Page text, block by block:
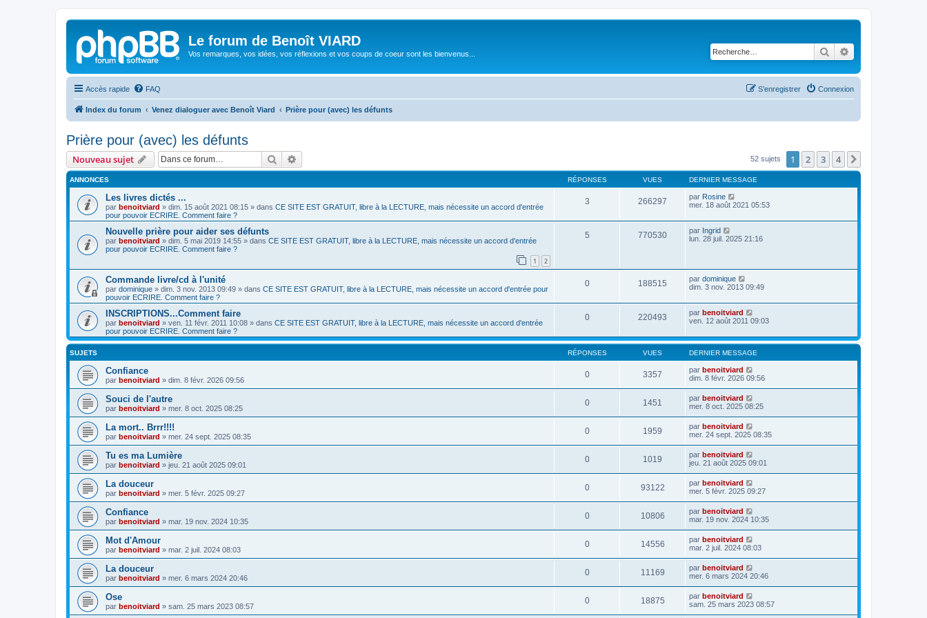
Le forum de Benoît VIARD
Vos remarques, vos idées, vos réflexions et vos coups de coeur sont les bienvenus... Rechercher
Accès rapide FAQ Connexion
S’enregistrer
Index du forum Venez dialoguer avec Benoît Viard Prière pour (avec) les défunts
Prière pour (avec) les défunts
Nouveau sujet Rechercher 52 sujets 1 2 3 4
ANNONCES RÉPONSES VUES DERNIER MESSAGE
Les livres dictés ...
par benoitviard » dim. 15 août 2021 08:15 » dans CE SITE EST GRATUIT, libre à la LECTURE, mais nécessite un accord d'entrée
pour pouvoir ECRIRE. Comment faire ?
3 266297 par Rosine
mer. 18 août 2021 05:53
Nouvelle prière pour aider ses défunts
par benoitviard » dim. 5 mai 2019 14:55 » dans CE SITE EST GRATUIT, libre à la LECTURE, mais nécessite un accord d'entrée
pour pouvoir ECRIRE. Comment faire ?
1 2
5 770530 par Ingrid
lun. 28 juil. 2025 21:16
Commande livre/cd à l'unité
par dominique » dim. 3 nov. 2013 09:49 » dans CE SITE EST GRATUIT, libre à la LECTURE, mais nécessite un accord d'entrée pour
pouvoir ECRIRE. Comment faire ?
0 188515 par dominique
dim. 3 nov. 2013 09:49
INSCRIPTIONS...Comment faire
par benoitviard » ven. 11 févr. 2011 10:08 » dans CE SITE EST GRATUIT, libre à la LECTURE, mais nécessite un accord d'entrée
pour pouvoir ECRIRE. Comment faire ?
0 220493 par benoitviard
ven. 12 août 2011 09:03
SUJETS RÉPONSES VUES DERNIER MESSAGE
Confiance
par benoitviard » dim. 8 févr. 2026 09:56
0 3357 par benoitviard
dim. 8 févr. 2026 09:56
Souci de l'autre
par benoitviard » mer. 8 oct. 2025 08:25
0 1451 par benoitviard
mer. 8 oct. 2025 08:25
La mort.. Brrr!!!!
par benoitviard » mer. 24 sept. 2025 08:35
0 1959 par benoitviard
mer. 24 sept. 2025 08:35
Tu es ma Lumière
par benoitviard » jeu. 21 août 2025 09:01
0 1019 par benoitviard
jeu. 21 août 2025 09:01
La douceur
par benoitviard » mer. 5 févr. 2025 09:27
0 93122 par benoitviard
mer. 5 févr. 2025 09:27
Confiance
par benoitviard » mar. 19 nov. 2024 10:35
0 10806 par benoitviard
mar. 19 nov. 2024 10:35
Mot d'Amour
par benoitviard » mar. 2 juil. 2024 08:03
0 14556 par benoitviard
mar. 2 juil. 2024 08:03
La douceur
par benoitviard » mer. 6 mars 2024 20:46
0 11169 par benoitviard
mer. 6 mars 2024 20:46
Ose
par benoitviard » sam. 25 mars 2023 08:57
0 18875 par benoitviard
sam. 25 mars 2023 08:57